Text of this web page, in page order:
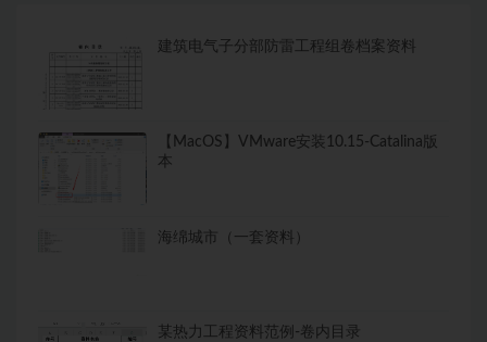
建筑电气子分部防雷工程组卷档案资料
【MacOS】VMware安装10.15-Catalina版
本
海绵城市（一套资料）
某热力工程资料范例-卷内目录